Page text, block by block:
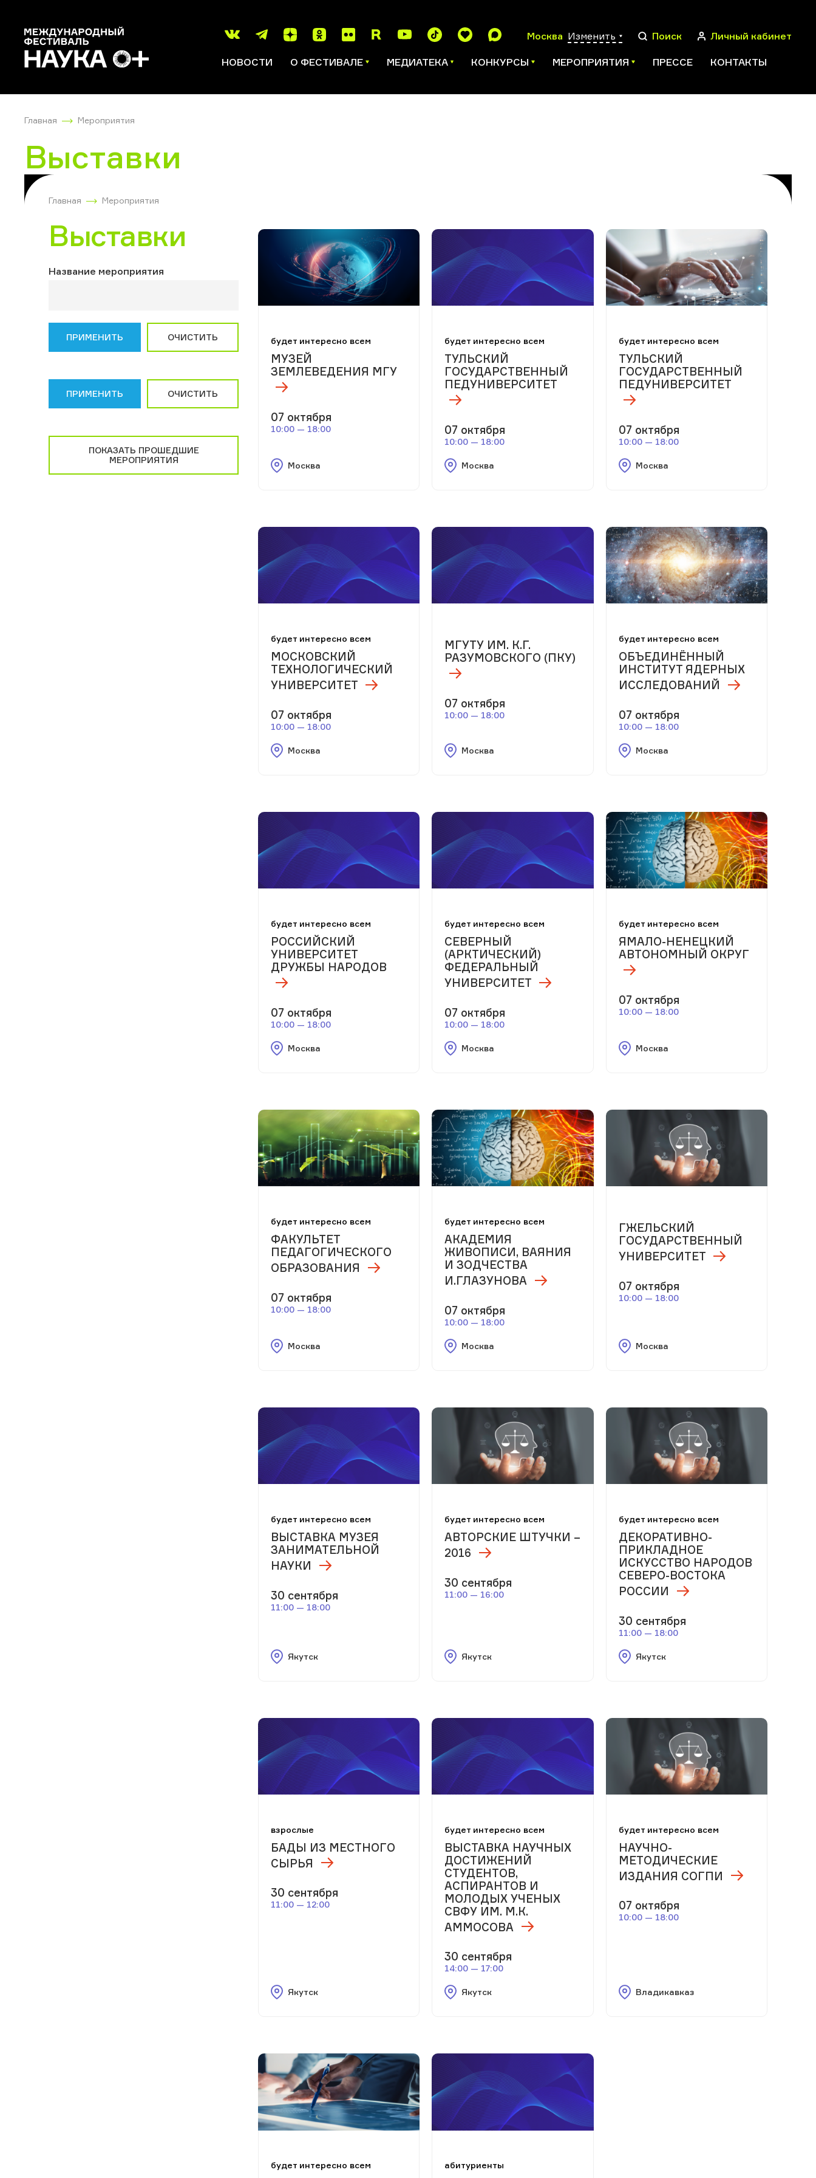
Москва Изменить Поиск Личный кабинет
НОВОСТИ О ФЕСТИВАЛЕ МЕДИАТЕКА КОНКУРСЫ МЕРОПРИЯТИЯ ПРЕССЕ КОНТАКТЫ
Главная Мероприятия
Выставки
Главная Мероприятия
Выставки
Название мероприятия
ПРИМЕНИТЬ ОЧИСТИТЬ
ПРИМЕНИТЬ ОЧИСТИТЬ
ПОКАЗАТЬ ПРОШЕДШИЕ
МЕРОПРИЯТИЯ
будет интересно всем
МУЗЕЙ
ЗЕМЛЕВЕДЕНИЯ МГУ
07 октября
10:00 — 18:00
Москва
будет интересно всем
ТУЛЬСКИЙ
ГОСУДАРСТВЕННЫЙ
ПЕДУНИВЕРСИТЕТ
07 октября
10:00 — 18:00
Москва
будет интересно всем
ТУЛЬСКИЙ
ГОСУДАРСТВЕННЫЙ
ПЕДУНИВЕРСИТЕТ
07 октября
10:00 — 18:00
Москва
будет интересно всем
МОСКОВСКИЙ
ТЕХНОЛОГИЧЕСКИЙ
УНИВЕРСИТЕТ
07 октября
10:00 — 18:00
Москва
МГУТУ ИМ. К.Г.
РАЗУМОВСКОГО (ПКУ)
07 октября
10:00 — 18:00
Москва
будет интересно всем
ОБЪЕДИНЁННЫЙ
ИНСТИТУТ ЯДЕРНЫХ
ИССЛЕДОВАНИЙ
07 октября
10:00 — 18:00
Москва
будет интересно всем
РОССИЙСКИЙ
УНИВЕРСИТЕТ
ДРУЖБЫ НАРОДОВ
07 октября
10:00 — 18:00
Москва
будет интересно всем
СЕВЕРНЫЙ
(АРКТИЧЕСКИЙ)
ФЕДЕРАЛЬНЫЙ
УНИВЕРСИТЕТ
07 октября
10:00 — 18:00
Москва
будет интересно всем
ЯМАЛО-НЕНЕЦКИЙ
АВТОНОМНЫЙ ОКРУГ
07 октября
10:00 — 18:00
Москва
будет интересно всем
ФАКУЛЬТЕТ
ПЕДАГОГИЧЕСКОГО
ОБРАЗОВАНИЯ
07 октября
10:00 — 18:00
Москва
будет интересно всем
АКАДЕМИЯ
ЖИВОПИСИ, ВАЯНИЯ
И ЗОДЧЕСТВА
И.ГЛАЗУНОВА
07 октября
10:00 — 18:00
Москва
ГЖЕЛЬСКИЙ
ГОСУДАРСТВЕННЫЙ
УНИВЕРСИТЕТ
07 октября
10:00 — 18:00
Москва
будет интересно всем
ВЫСТАВКА МУЗЕЯ
ЗАНИМАТЕЛЬНОЙ
НАУКИ
30 сентября
11:00 — 18:00
Якутск
будет интересно всем
АВТОРСКИЕ ШТУЧКИ –
2016
30 сентября
11:00 — 16:00
Якутск
будет интересно всем
ДЕКОРАТИВНО-
ПРИКЛАДНОЕ
ИСКУССТВО НАРОДОВ
СЕВЕРО-ВОСТОКА
РОССИИ
30 сентября
11:00 — 18:00
Якутск
взрослые
БАДЫ ИЗ МЕСТНОГО
СЫРЬЯ
30 сентября
11:00 — 12:00
Якутск
будет интересно всем
ВЫСТАВКА НАУЧНЫХ
ДОСТИЖЕНИЙ
СТУДЕНТОВ,
АСПИРАНТОВ И
МОЛОДЫХ УЧЕНЫХ
СВФУ ИМ. М.К.
АММОСОВА
30 сентября
14:00 — 17:00
Якутск
будет интересно всем
НАУЧНО-
МЕТОДИЧЕСКИЕ
ИЗДАНИЯ СОГПИ
07 октября
10:00 — 18:00
Владикавказ
будет интересно всем абитуриенты